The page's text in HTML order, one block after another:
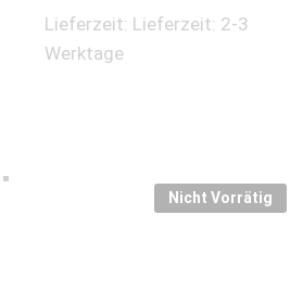
Lieferzeit: Lieferzeit: 2-3
Werktage
Nicht Vorrätig